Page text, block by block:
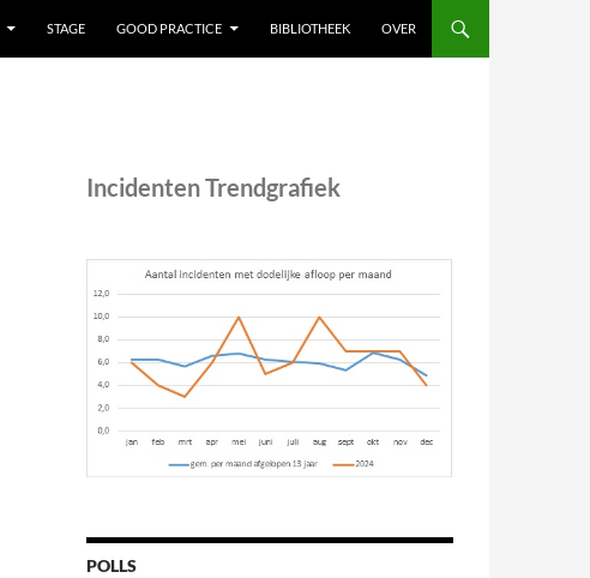
STAGE GOOD PRACTICE BIBLIOTHEEK OVER
Incidenten Trendgrafiek
POLLS